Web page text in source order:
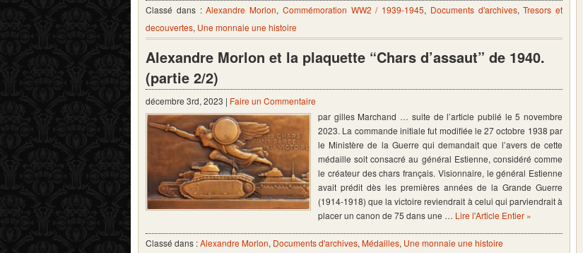
Classé dans :Alexandre Morlon, Commémoration WW2 / 1939-1945, Documents d'archives,Tresors et
decouvertes, Une monnaie une histoire
Alexandre Morlon et la plaquette “Chars d’assaut” de 1940.
(partie 2/2)
décembre 3rd, 2023 | Faire un Commentaire
par gilles Marchand … suite de l’article publié le 5 novembre
2023. La commande initiale fut modifiée le 27 octobre 1938 par
le Ministère de la Guerre qui demandait que l’avers de cette
médaille soit consacré au général Estienne, considéré comme
le créateur des chars français. Visionnaire, le général Estienne
avait prédit dès les premières années de la Grande Guerre
(1914-1918) que la victoire reviendrait à celui qui parviendrait à
placer un canon de 75 dans une … Lire l'Article Entier »
Classé dans :Alexandre Morlon, Documents d'archives, Médailles, Une monnaie une histoire